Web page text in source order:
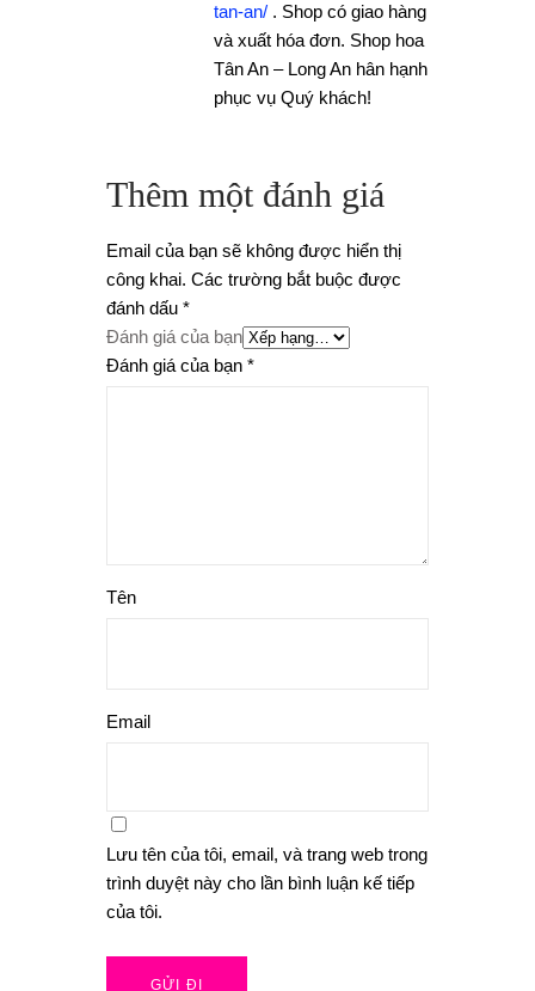
tan-an/ . Shop có giao hàng
và xuất hóa đơn. Shop hoa
Tân An – Long An hân hạnh
phục vụ Quý khách!
Thêm một đánh giá
Email của bạn sẽ không được hiển thị
công khai. Các trường bắt buộc được
đánh dấu *
Đánh giá của bạn
Đánh giá của bạn *
Tên
Email
Lưu tên của tôi, email, và trang web trong
trình duyệt này cho lần bình luận kế tiếp
của tôi.